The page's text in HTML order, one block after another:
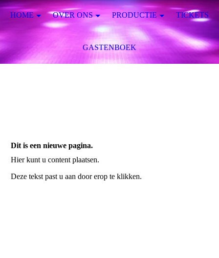
Dit is een nieuwe pagina.
Hier kunt u content plaatsen.
Deze tekst past u aan door erop te klikken.
HOME OVER ONS PRODUCTIE TICKETS
GASTENBOEK